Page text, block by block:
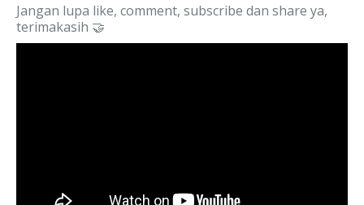
Jangan lupa like, comment, subscribe dan share ya,
terimakasih 🤝